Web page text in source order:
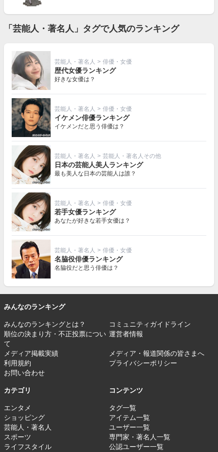
「芸能人・著名人」タグで人気のランキング
芸能人・著名人 > 俳優・女優
歴代女優ランキング
好きな女優は？
芸能人・著名人 > 俳優・女優
イケメン俳優ランキング
イケメンだと思う俳優は？
芸能人・著名人 > 芸能人・著名人その他
日本の芸能人美人ランキング
最も美人な日本の芸能人は誰？
芸能人・著名人 > 俳優・女優
若手女優ランキング
あなたが好きな若手女優は？
芸能人・著名人 > 俳優・女優
名脇役俳優ランキング
名脇役だと思う俳優は？
みんなのランキング
みんなのランキングとは？
コミュニティガイドライン
順位の決まり方・不正投票につい
て
運営者情報
メディア掲載実績
メディア・報道関係の皆さまへ
利用規約
プライバシーポリシー
お問い合わせ
カテゴリ
エンタメ
ショッピング
芸能人・著名人
スポーツ
ライフスタイル
コンテンツ
タグ一覧
アイテム一覧
ユーザー一覧
専門家・著名人一覧
公認ユーザー一覧